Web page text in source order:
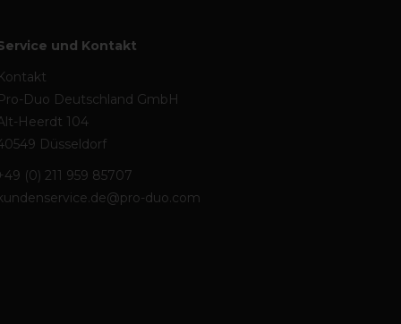
und Kontakt
Duo Deutschland GmbH
Heerdt 104
Düsseldorf
(0) 211 959 85707
duo.com